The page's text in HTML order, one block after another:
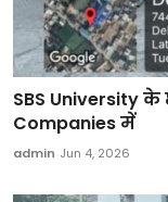
SBS University के
Companies में
admin Jun 4, 2026